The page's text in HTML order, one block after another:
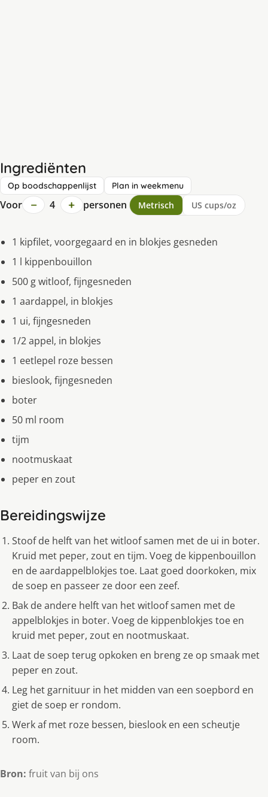
Ingrediënten
Op boodschappenlijst Plan in weekmenu
Voor − 4 + personen Metrisch US cups/oz
1 kipfilet, voorgegaard en in blokjes gesneden
1 l kippenbouillon
500 g witloof, fijngesneden
1 aardappel, in blokjes
1 ui, fijngesneden
1/2 appel, in blokjes
1 eetlepel roze bessen
bieslook, fijngesneden
boter
50 ml room
tijm
nootmuskaat
peper en zout
Bereidingswijze
Stoof de helft van het witloof samen met de ui in boter.
Kruid met peper, zout en tijm. Voeg de kippenbouillon
en de aardappelblokjes toe. Laat goed doorkoken, mix
de soep en passeer ze door een zeef.
Bak de andere helft van het witloof samen met de
appelblokjes in boter. Voeg de kippenblokjes toe en
kruid met peper, zout en nootmuskaat.
Laat de soep terug opkoken en breng ze op smaak met
peper en zout.
Leg het garnituur in het midden van een soepbord en
giet de soep er rondom.
Werk af met roze bessen, bieslook en een scheutje
room.
Bron: fruit van bij ons